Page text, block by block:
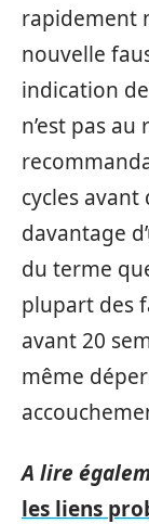
rapidement
nouvelle
indication
n’est pas au
cycles
davantage
du terme
plupart des
avant 20
même
A lire
les liens